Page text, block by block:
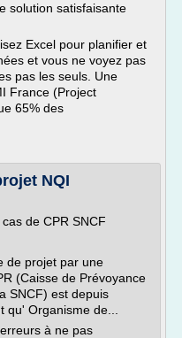
solution satisfaisante
Excel pour planifier et
et vous ne voyez pas
pas les seuls. Une
France (Project
65% des
NQI
de CPR SNCF
de projet par une
(Caisse de Prévoyance
SNCF) est depuis
Organisme de...
à ne pas